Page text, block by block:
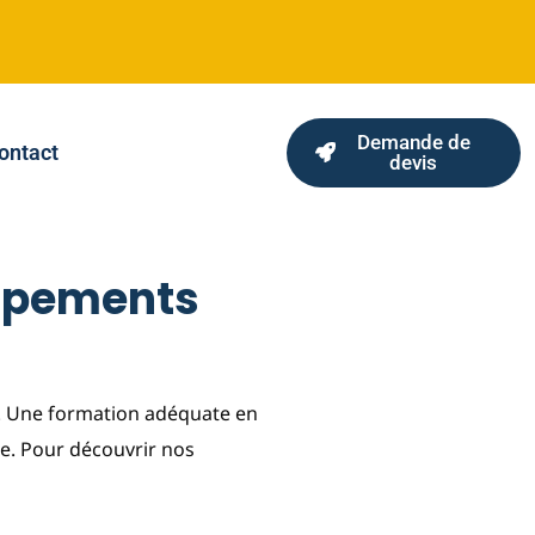
Demande de
devis
formation adéquate en
Pour découvrir nos